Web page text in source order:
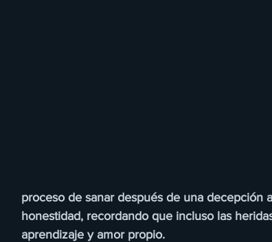
proceso de sanar después de una decepción
honestidad, recordando que incluso las
aprendizaje y amor propio.